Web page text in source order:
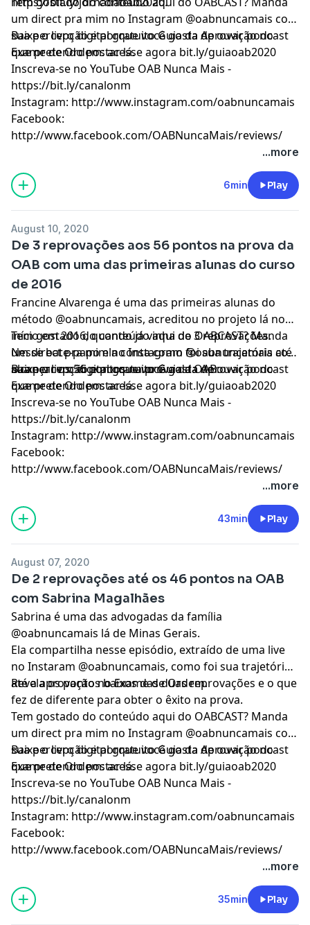
um direct pra mim no Instagram @oabnuncamais com
sua percepção e porque você gosta de ouvir podcast
que pretendo postar lá.
Baixe o livro digital gratuito Guia da Aprovação no
Exame de Ordem: acesse agora bit.ly/guiaoab2020
Inscreva-se no YouTube OAB Nunca Mais -
https://bit.ly/canalonm
Instagram: http://www.instagram.com/oabnuncamais
Facebook:
http://www.facebook.com/OABNuncaMais/reviews/
...more
6min Play
August 10, 2020
De 3 reprovações aos 56 pontos na prova da
OAB com uma das primeiras alunas do curso
de 2016
Francine Alvarenga é uma das primeiras alunas do
método @oabnuncamais, acreditou no projeto lá no
início em 2016, quando já vinha de 3 reprovações.
Nesse bate-papo ela conta como foi sua trajetória até
alcançar os 56 pontos na prova da OAB.
Tem gostado do conteúdo aqui do OABCAST? Manda
um direct pra mim no Instagram @oabnuncamais com
sua percepção e porque você gosta de ouvir podcast
que pretendo postar lá.
Baixe o livro digital gratuito Guia da Aprovação no
Exame de Ordem: acesse agora bit.ly/guiaoab2020
Inscreva-se no YouTube OAB Nunca Mais -
https://bit.ly/canalonm
Instagram: http://www.instagram.com/oabnuncamais
Facebook:
http://www.facebook.com/OABNuncaMais/reviews/
...more
43min Play
August 07, 2020
De 2 reprovações até os 46 pontos na OAB
com Sabrina Magalhães
Sabrina é uma das advogadas da família
@oabnuncamais lá de Minas Gerais.
Ela compartilha nesse episódio, extraído de uma live
no Instaram @oabnuncamais, como foi sua trajetória
até a aprovação no Exame de Ordem.
Revela os pontos baixos das duas reprovações e o que
fez de diferente para obter o êxito na prova.
Tem gostado do conteúdo aqui do OABCAST? Manda
um direct pra mim no Instagram @oabnuncamais com
sua percepção e porque você gosta de ouvir podcast
que pretendo postar lá.
Baixe o livro digital gratuito Guia da Aprovação no
Exame de Ordem: acesse agora bit.ly/guiaoab2020
Inscreva-se no YouTube OAB Nunca Mais -
https://bit.ly/canalonm
Instagram: http://www.instagram.com/oabnuncamais
Facebook:
http://www.facebook.com/OABNuncaMais/reviews/
...more
35min Play